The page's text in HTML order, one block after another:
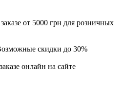
от 5000 грн для розничных
скидки до 30%
онлайн на сайте